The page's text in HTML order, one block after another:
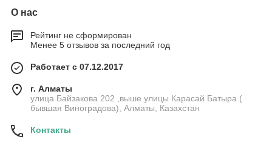
О нас
Рейтинг не сформирован
Менее 5 отзывов за последний год
Работает с 07.12.2017
г. Алматы
улица Байзакова 202 ,выше улицы Карасай Батыра (
бывшая Виноградова), Алматы, Казахстан
Контакты